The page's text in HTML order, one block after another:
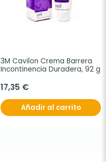
3M Cavilon Crema Barrera
Incontinencia Duradera, 92 g
17,35 €
Añadir al carrito